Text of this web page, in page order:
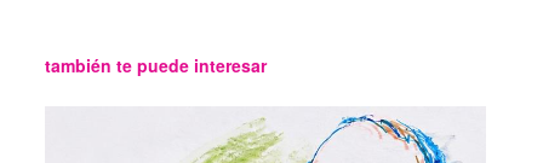
también te puede interesar